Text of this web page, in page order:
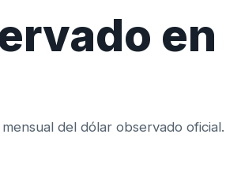
del dólar observado oficial.